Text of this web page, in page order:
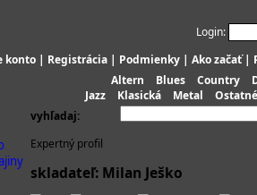
Login:
konto | Registrácia | Podmienky | Ako začať|
Altern
Blues Country
Jazz
Klasická Metal
Ostatné
vyhľadaj:
Expertný profil
skladateľ: Milan Ješko